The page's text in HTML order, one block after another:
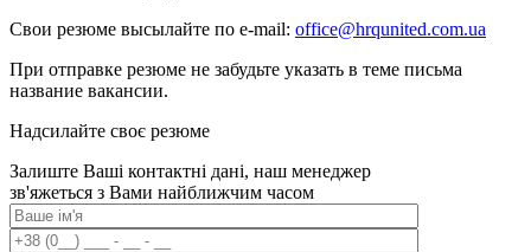
Свои резюме высылайте по e-mail: office@hrqunited.com.ua
При отправке резюме не забудьте указать в теме письма
название вакансии.
Надсилайте своє резюме
Залиште Ваші контактні дані, наш менеджер
зв'яжеться з Вами найближчим часом